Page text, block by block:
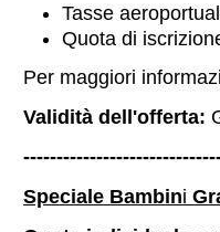
Tasse
Quota di
Per maggiori
Validità dell'offerta:
Speciale Bambini